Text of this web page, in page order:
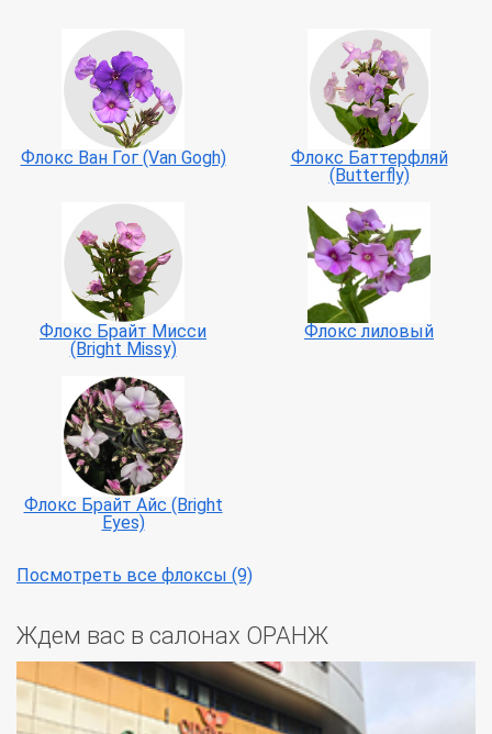
Флокс Ван Гог (Van Gogh)
Флокс Баттерфляй
(Butterfly)
Флокс Брайт Мисси
(Bright Missy)
Флокс лиловый
Флокс Брайт Айс (Bright
Eyes)
Посмотреть все флоксы (9)
Ждем вас в салонах ОРАНЖ